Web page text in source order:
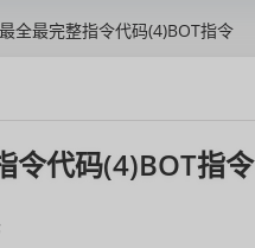
全最完整指令代码(4)BOT指令
令代码(4)BOT指令